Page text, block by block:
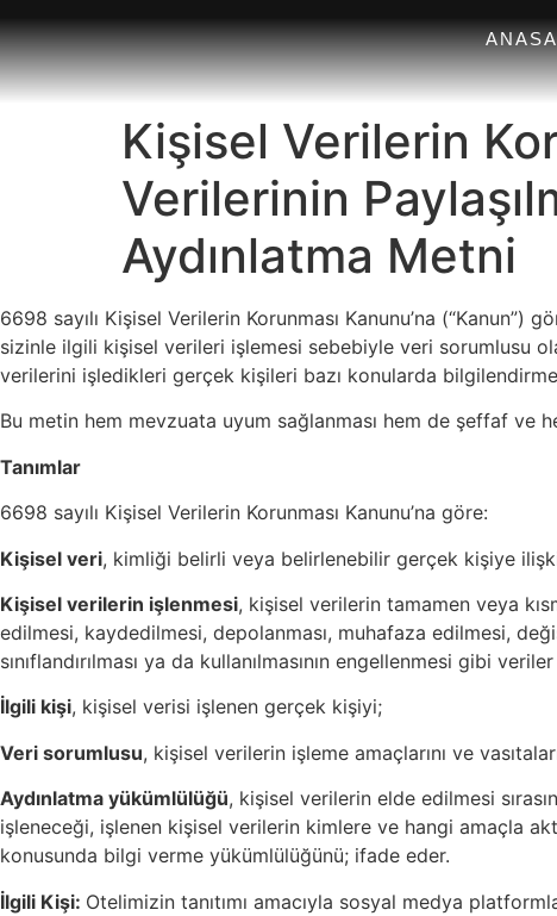
Kişisel Verilerin
Verilerinin
Aydınlatma Metni
6698 sayılı Kişisel Verilerin Korunması Kanunu’na (“Kanun”)
sizinle ilgili kişisel verileri işlemesi sebebiyle veri sorumlusu
verilerini işledikleri gerçek kişileri bazı konularda
Bu metin hem mevzuata uyum sağlanması hem de şeffaf ve
Tanımlar
6698 sayılı Kişisel Verilerin Korunması Kanunu’na göre:
Kişisel veri, kimliği belirli veya belirlenebilir gerçek kişiye
Kişisel verilerin işlenmesi, kişisel verilerin tamamen veya
edilmesi, kaydedilmesi, depolanması, muhafaza edilmesi,
sınıflandırılması ya da kullanılmasının engellenmesi gibi
İlgili kişi, kişisel verisi işlenen gerçek kişiyi;
Veri sorumlusu, kişisel verilerin işleme amaçlarını ve
Aydınlatma yükümlülüğü, kişisel verilerin elde edilmesi
işleneceği, işlenen kişisel verilerin kimlere ve hangi amaçla
konusunda bilgi verme yükümlülüğünü; ifade eder.
İlgili Kişi: Otelimizin tanıtımı amacıyla sosyal medya